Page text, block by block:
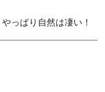
っぱり自然は凄い！